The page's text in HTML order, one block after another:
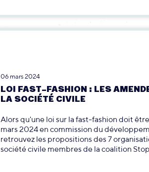
06 mars 2024
LOI FAST-FASHION : LES
LA SOCIÉTÉ CIVILE
Alors qu'une loi sur la fast-fashion doit
mars 2024 en commission du
retrouvez les propositions des 7
société civile membres de la coalition